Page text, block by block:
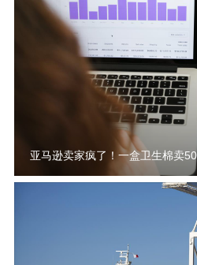
亚马逊卖家疯了！一盒卫生棉卖